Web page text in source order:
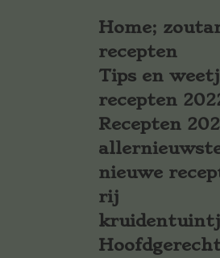
Home;
recepten
Tips en
recepten
Recepten
nieuwe
rij